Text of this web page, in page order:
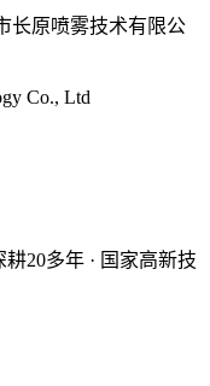
长原喷雾技术有限公
Co., Ltd
耕20多年 · 国家高新技